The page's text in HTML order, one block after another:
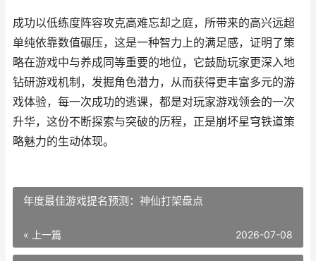
成功以低练度阵容攻克高难忘却之庭，所带来的高兴远超
单纯依靠数值碾压，这是一种智力上的满足感，证明了策
略在游戏中与养成同等重要的地位，它鼓励玩家更深入地
钻研游戏机制，发掘角色潜力，从而获得更丰富多元的游
戏体验，每一次成功的逃课，都是对玩家游戏领会的一次
升华，这份不断探索与突破的历程，正是崩坏星穹铁道策
略魅力的生动体现。
年度最佳游戏提名预测：神仙打架盘点
« 上一篇 2026-07-08